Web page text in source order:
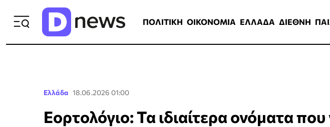
ΠΟΛΙΤΙΚΗ ΟΙΚΟΝΟΜΙΑ ΕΛΛΑΔΑ ΔΙΕΘΝΗ
Ελλάδα 18.06.2026 01:00
Εορτολόγιο: Τα ιδιαίτερα ονόματα